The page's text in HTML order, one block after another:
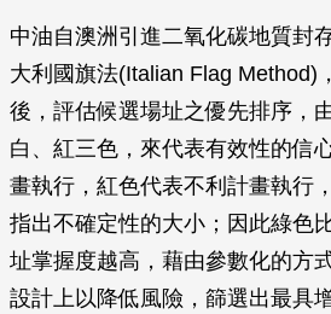
中油自澳洲引進二氧化碳地質
大利國旗法(Italian Flag Method)
後，評估候選場址之優先排序，
白、紅三色，來代表有效性的信
畫執行，紅色代表不利計畫執行
指出不確定性的大小；因此綠色
址掌握度越高，藉由參數化的方
設計上以降低風險，篩選出最具